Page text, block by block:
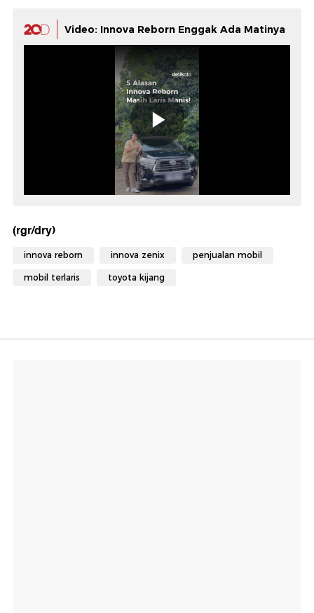
Video: Innova Reborn Enggak Ada Matinya
(rgr/dry)
innova reborn innova zenix penjualan mobil
mobil terlaris toyota kijang